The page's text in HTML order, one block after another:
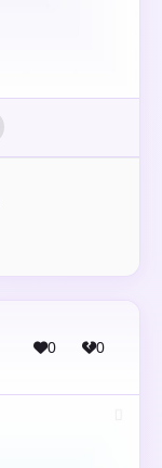
0 0